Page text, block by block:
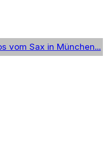
vom Sax in München...